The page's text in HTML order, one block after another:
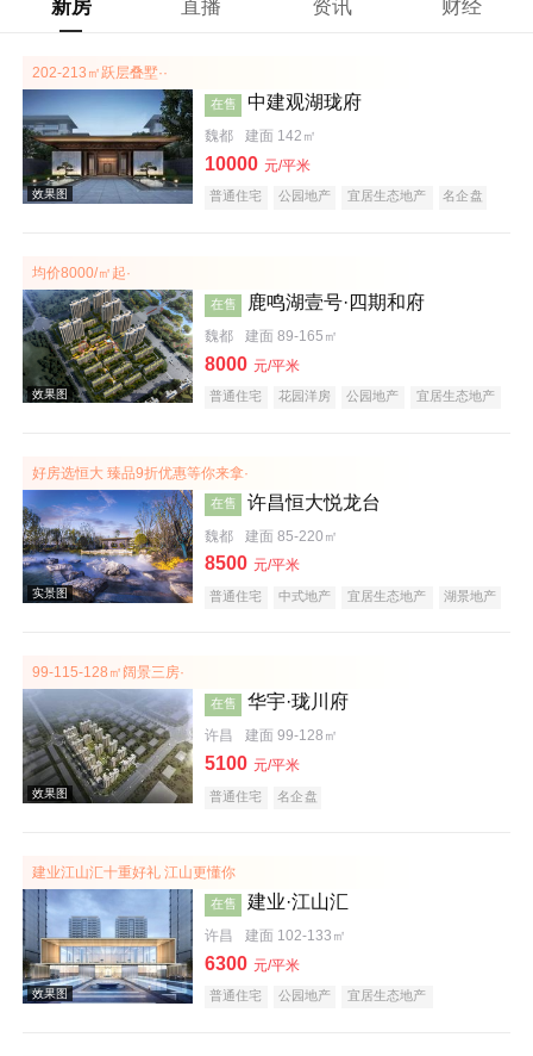
新房 直播 资讯 财经
202-213㎡跃层叠墅··
效果图
在售 中建观湖珑府
魏都 建面 142㎡
10000 元/平米
普通住宅 公园地产 宜居生态地产 名企盘
均价8000/㎡起·
效果图
在售 鹿鸣湖壹号·四期和府
魏都 建面 89-165㎡
8000 元/平米
普通住宅 花园洋房 公园地产
宜居生态地产
好房选恒大 臻品9折优惠等你来拿·
实景图
在售 许昌恒大悦龙台
魏都 建面 85-220㎡
8500 元/平米
普通住宅 中式地产 宜居生态地产
湖景地产
99-115-128㎡阔景三房·
在售 华宇·珑川府
许昌 建面 99-128㎡
5100 元/平米
普通住宅 名企盘
建业江山汇十重好礼 江山更懂你
在售 建业·江山汇
许昌 建面 102-133㎡
6300 元/平米
普通住宅 公园地产 宜居生态地产